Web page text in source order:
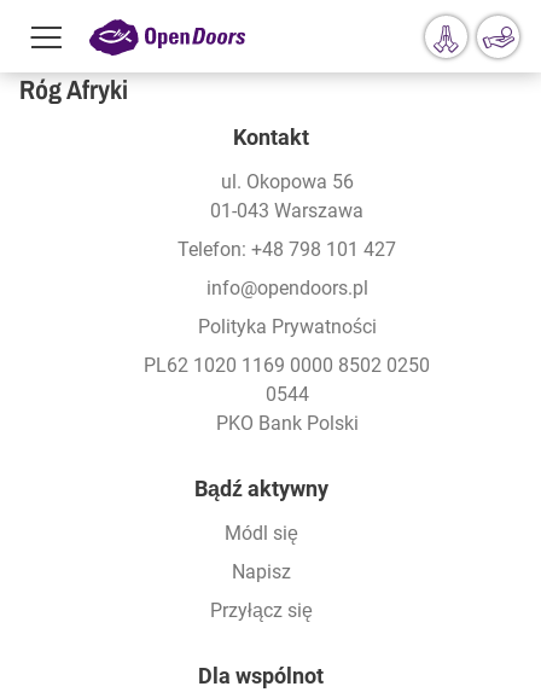
Przejdź do treści
Menu
toggle
Róg Afryki
Kontakt
ul. Okopowa 56
01-043 Warszawa
Telefon: +48 798 101 427
info@opendoors.pl
Polityka Prywatności
PL62 1020 1169 0000 8502 0250
0544
PKO Bank Polski
Bądź aktywny
Módl się
Napisz
Przyłącz się
Dla wspólnot